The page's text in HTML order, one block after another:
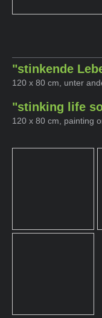
"stinkende
120 x 80 cm, unter
"stinking life
120 x 80 cm, painting